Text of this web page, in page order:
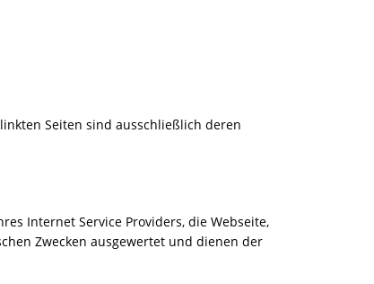
Seiten sind ausschließlich deren
Internet Service Providers, die Webseite,
Zwecken ausgewertet und dienen der